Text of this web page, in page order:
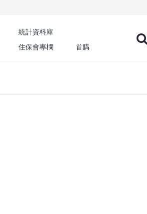
統計資料庫
住保會專欄 首購